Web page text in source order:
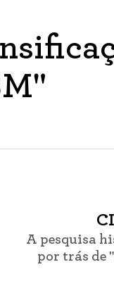
A pesquisa
por trás de